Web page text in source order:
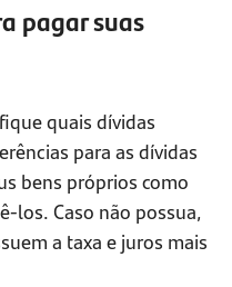
pagar suas
quais dívidas
para as dívidas
bens próprios como
los. Caso não possua,
a taxa e juros mais